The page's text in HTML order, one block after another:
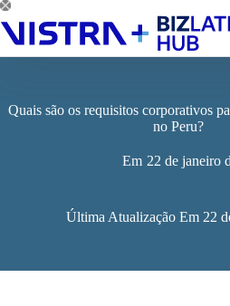
Pular
para
conteúdo
Quais são os requisitos corporativos
no Peru?
Em 22 de janeiro
Última Atualização Em 22